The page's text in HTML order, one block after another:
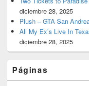
diciembre 28, 2025
Plush – GTA San
All My Ex’s Live In
diciembre 28, 2025
Páginas